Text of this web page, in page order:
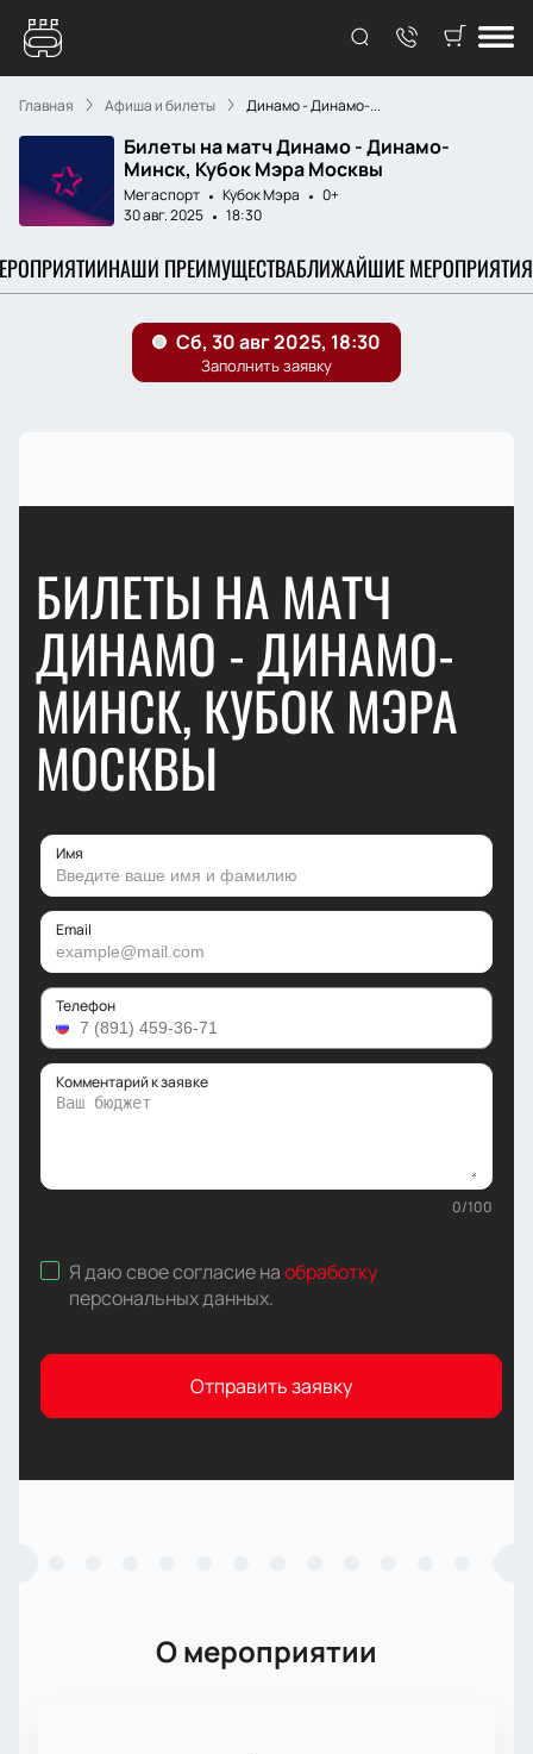
Главная Афиша и билеты Динамо - Динамо-...
Билеты на матч Динамо - Динамо-
Минск, Кубок Мэра Москвы
Мегаспорт Кубок Мэра
0+
30 авг. 2025
18:30
НАШИ ПРЕИМУЩЕСТВАБЛИЖАЙШИЕ МЕРОПРИЯТИЯ
БИЛЕТЫ НА МАТЧ
ДИНАМО - ДИНАМО-
МИНСК, КУБОК МЭРА
МОСКВЫ
Имя
Email
Телефон
Комментарий к заявке
0/100
Я даю свое согласие наобработку
персональных данных.
Отправить заявку
О мероприятии